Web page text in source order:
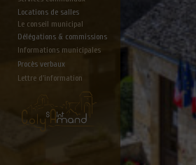
Locations de salles
Le conseil municipal
Délégations & commissions
Informations municipales
Lettre d'information
Procès verbaux